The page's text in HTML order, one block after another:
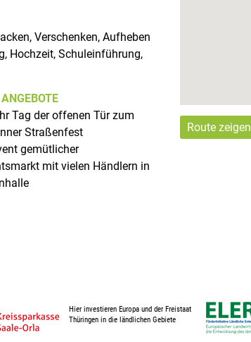
Verschenken, Aufheben
Hochzeit, Schuleinführung,
Tag der offenen Tür zum
Straßenfest
gemütlicher
mit vielen Händlern in
Route zeigen
Hier investieren Europa und der Freistaat
Thüringen in die ländlichen Gebiete